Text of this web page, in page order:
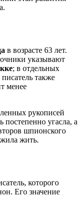
в возрасте 63 лет.
указывают
; в отдельных
также
менее
рукописей
угасла, а
шпионского
жить.
которого
Его значение